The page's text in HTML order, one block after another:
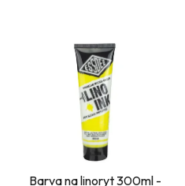
Barva na linoryt 300ml -